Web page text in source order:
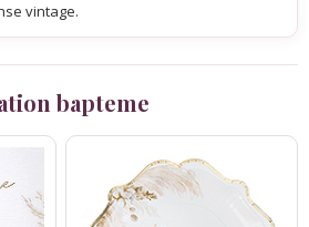
vintage.
bapteme